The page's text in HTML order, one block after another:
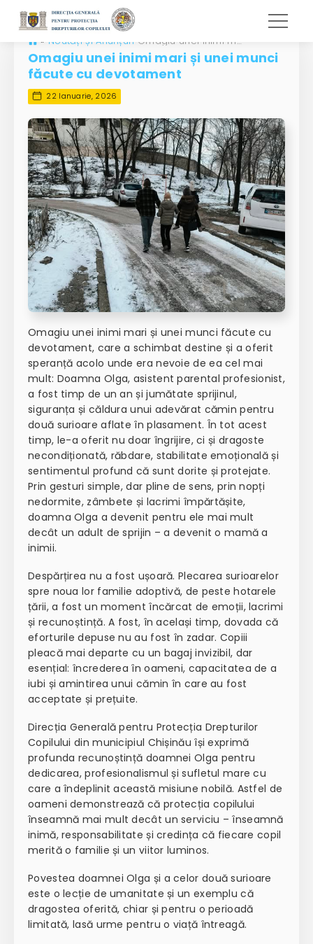
» Noutăți și Anunțuri Omagiu unei inimi mari și unei munci făcute cu devotament
Omagiu unei inimi mari și unei munci
făcute cu devotament
22 Ianuarie, 2026
Omagiu unei inimi mari și unei munci făcute cu
devotament, care a schimbat destine și a oferit
speranță acolo unde era nevoie de ea cel mai
mult: Doamna Olga, asistent parental profesionist,
a fost timp de un an și jumătate sprijinul,
siguranța și căldura unui adevărat cămin pentru
două surioare aflate în plasament. În tot acest
timp, le-a oferit nu doar îngrijire, ci și dragoste
necondiționată, răbdare, stabilitate emoțională și
sentimentul profund că sunt dorite și protejate.
Prin gesturi simple, dar pline de sens, prin nopți
nedormite, zâmbete și lacrimi împărtășite,
doamna Olga a devenit pentru ele mai mult
decât un adult de sprijin – a devenit o mamă a
inimii.
Despărțirea nu a fost ușoară. Plecarea surioarelor
spre noua lor familie adoptivă, de peste hotarele
țării, a fost un moment încărcat de emoții, lacrimi
și recunoștință. A fost, în același timp, dovada că
eforturile depuse nu au fost în zadar. Copiii
pleacă mai departe cu un bagaj invizibil, dar
esențial: încrederea în oameni, capacitatea de a
iubi și amintirea unui cămin în care au fost
acceptate și prețuite.
Direcția Generală pentru Protecția Drepturilor
Copilului din municipiul Chișinău își exprimă
profunda recunoștință doamnei Olga pentru
dedicarea, profesionalismul și sufletul mare cu
care a îndeplinit această misiune nobilă. Astfel de
oameni demonstrează că protecția copilului
înseamnă mai mult decât un serviciu – înseamnă
inimă, responsabilitate și credința că fiecare copil
merită o familie și un viitor luminos.
Povestea doamnei Olga și a celor două surioare
este o lecție de umanitate și un exemplu că
dragostea oferită, chiar și pentru o perioadă
limitată, lasă urme pentru o viață întreagă.